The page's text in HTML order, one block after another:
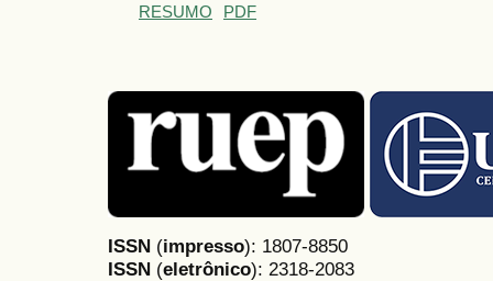
RESUMO PDF
ISSN (impresso): 1807-8850
ISSN (eletrônico): 2318-2083